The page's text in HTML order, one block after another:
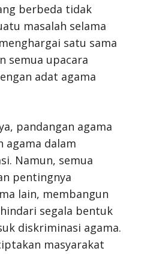
berbeda tidak
masalah selama
satu sama
semua upacara
adat agama
pandangan agama
agama dalam
Namun, semua
pentingnya
lain, membangun
segala bentuk
diskriminasi agama.
masyarakat